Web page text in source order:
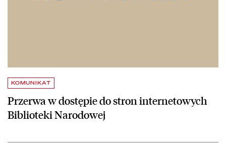
KOMUNIKAT
Przerwa w dostępie do stron internetowych
Biblioteki Narodowej